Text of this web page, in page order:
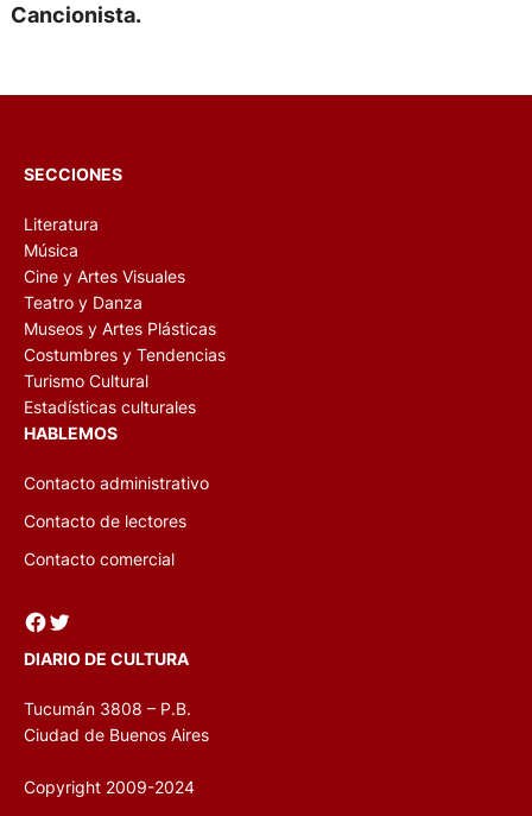
Cancionista.
SECCIONES
Literatura
Música
Cine y Artes Visuales
Teatro y Danza
Museos y Artes Plásticas
Costumbres y Tendencias
Turismo Cultural
Estadísticas culturales
HABLEMOS
Contacto administrativo
Contacto de lectores
Contacto comercial
Facebook Twitter
DIARIO DE CULTURA
Tucumán 3808 – P.B.
Ciudad de Buenos Aires
Copyright 2009-2024